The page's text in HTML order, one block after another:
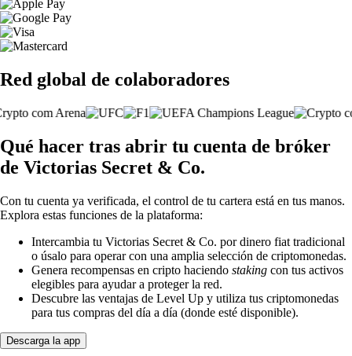
Red global de colaboradores
Qué hacer tras abrir tu cuenta de bróker
de Victorias Secret & Co.
Con tu cuenta ya verificada, el control de tu cartera está en tus manos.
Explora estas funciones de la plataforma:
Intercambia tu Victorias Secret & Co. por dinero fiat tradicional
o úsalo para operar con una amplia selección de criptomonedas.
Genera recompensas en cripto haciendo staking con tus activos
elegibles para ayudar a proteger la red.
Descubre las ventajas de Level Up y utiliza tus criptomonedas
para tus compras del día a día (donde esté disponible).
Descarga la app